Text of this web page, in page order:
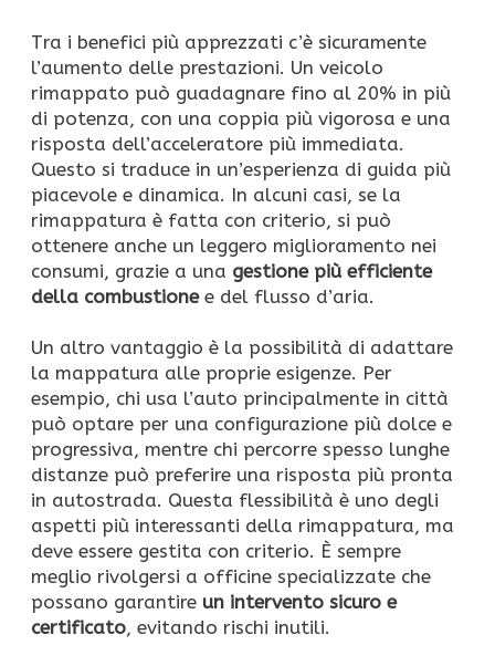
Tra i benefici più apprezzati c’è sicuramente
l’aumento delle prestazioni. Un veicolo
rimappato può guadagnare fino al 20% in più
di potenza, con una coppia più vigorosa e una
risposta dell’acceleratore più immediata.
Questo si traduce in un’esperienza di guida più
piacevole e dinamica. In alcuni casi, se la
rimappatura è fatta con criterio, si può
ottenere anche un leggero miglioramento nei
consumi, grazie a una gestione più efficiente
della combustionee del flusso d’aria.
Un altro vantaggio è la possibilità di adattare
la mappatura alle proprie esigenze. Per
esempio, chi usa l’auto principalmente in città
può optare per una configurazione più dolce e
progressiva, mentre chi percorre spesso lunghe
distanze può preferire una risposta più pronta
in autostrada. Questa flessibilità è uno degli
aspetti più interessanti della rimappatura, ma
deve essere gestita con criterio. È sempre
meglio rivolgersi a officine specializzate che
possano garantire un intervento sicuro e
certificato, evitando rischi inutili.